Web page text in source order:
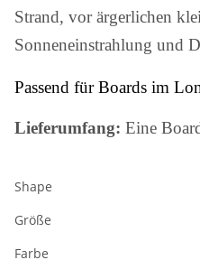
Strand, vor ärgerlichen
Sonneneinstrahlung und
Passend für Boards im
Lieferumfang: Eine
Shape
Größe
Farbe